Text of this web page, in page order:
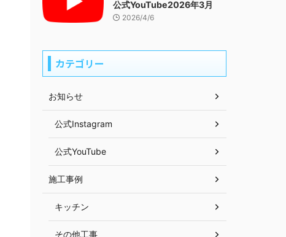
公式YouTube2026年3月
2026/4/6
カテゴリー
お知らせ
公式Instagram
公式YouTube
施工事例
キッチン
その他工事